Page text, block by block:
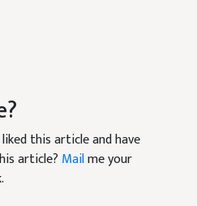
this article and have
article? Mailme your